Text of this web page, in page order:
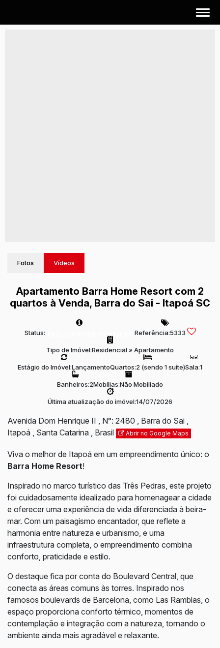
Fotos Vídeos
Apartamento Barra Home Resort com 2
quartos à Venda, Barra do Sai - Itapoá SC
Status: EXCLUSIVIDADE SPERANDIO Referência:5333
Tipo de Imóvel:Residencial» Apartamento
Estágio do Imóvel:LançamentoQuartos:2 (sendo 1 suíte)Sala:1
Banheiros:2Mobílias:Não Mobiliado
Última atualização do imóvel:14/07/2026
Avenida Dom Henrique II , N°: 2480 , Barra do Sai ,
Itapoá , Santa Catarina , Brasil Abrir no Google Maps
Viva o melhor de Itapoá em um empreendimento único: o
Barra Home Resort!
Inspirado no marco turístico das Três Pedras, este projeto
foi cuidadosamente idealizado para homenagear a cidade
e oferecer uma experiência de vida diferenciada à beira-
mar. Com um paisagismo encantador, que reflete a
harmonia entre natureza e urbanismo, e uma
infraestrutura completa, o empreendimento combina
conforto, praticidade e estilo.
O destaque fica por conta do Boulevard Central, que
conecta as áreas comuns às torres. Inspirado nos
famosos boulevards de Barcelona, como Las Ramblas, o
espaço proporciona conforto térmico, momentos de
contemplação e integração com a natureza, tornando o
ambiente ainda mais agradável e relaxante.